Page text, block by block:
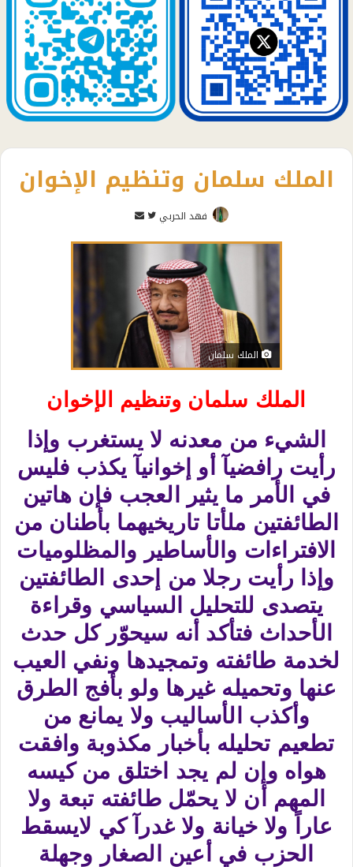
الملك سلمان وتنظيم الإخوان
فهد الحربي
تابعأرسل
الملك سلمان
الملك سلمان وتنظيم الإخوان
الشيء من معدنه لا يستغرب وإذا
رأيت رافضيآ أو إخوانيآ يكذب فليس
في الأمر ما يثير العجب فإن هاتين
الطائفتين ملأتا تاريخيهما بأطنان من
الافتراءات والأساطير والمظلوميات
وإذا رأيت رجلا من إحدى الطائفتين
يتصدى للتحليل السياسي وقراءة
الأحداث فتأكد أنه سيحوّر كل حدث
لخدمة طائفته وتمجيدها ونفي العيب
عنها وتحميله غيرها ولو بأفج الطرق
وأكذب الأساليب ولا يمانع من
تطعيم تحليله بأخبار مكذوبة وافقت
هواه وإن لم يجد اختلق من كيسه
المهم أن لا يحمّل طائفته تبعة ولا
عاراً ولا خيانة ولا غدرآ كي لايسقط
الحزب في أعين الصغار وجهلة